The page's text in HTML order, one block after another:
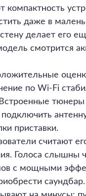
компактность
даже в
делает его
смотрится
по Wi-Fi
антенну
приставки.
считают
Голоса слышны
с мощными
саундбар.